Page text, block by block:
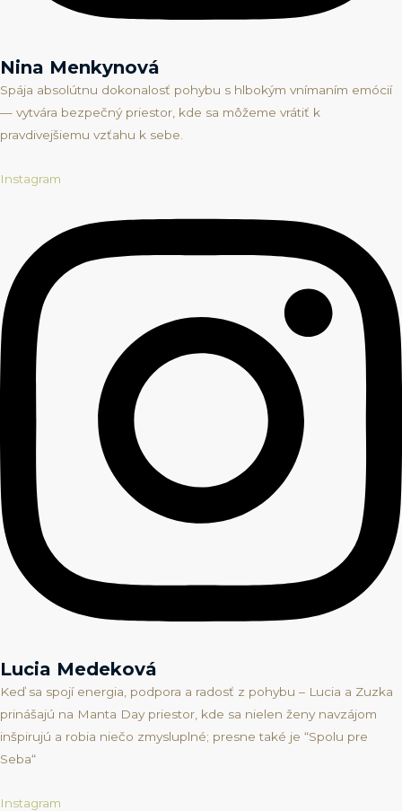
Nina Menkynová
Spája absolútnu dokonalosť pohybu s hlbokým vnímaním emócií
— vytvára bezpečný priestor, kde sa môžeme vrátiť k
pravdivejšiemu vzťahu k sebe.
Instagram
Lucia Medeková
Keď sa spojí energia, podpora a radosť z pohybu – Lucia a Zuzka
prinášajú na Manta Day priestor, kde sa nielen ženy navzájom
inšpirujú a robia niečo zmysluplné; presne také je “Spolu pre
Seba“
Instagram